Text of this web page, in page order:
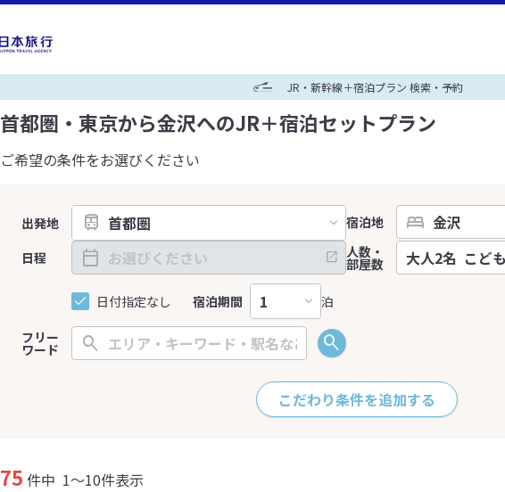
JR・新幹線＋宿泊プラン 検索・予約
首都圏・東京から金沢へのJR＋宿泊セットプラン
ご希望の条件をお選びください
出発地
宿泊地
日程
日付指定なし 宿泊期間 泊
人数・
部屋数
フリー
ワード
こだわり条件を追加する
75 件中 1～10件表示